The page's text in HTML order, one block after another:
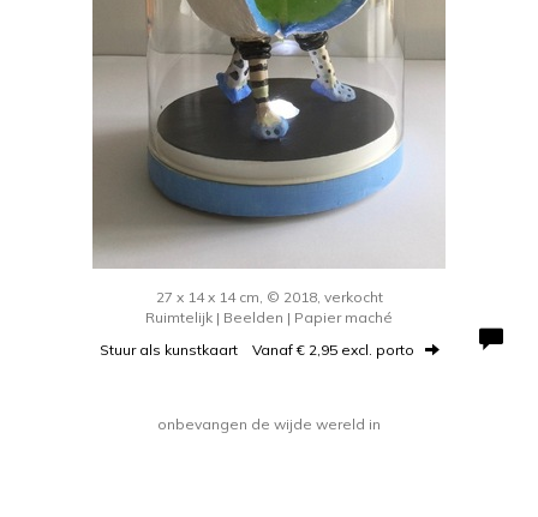
27 x 14 x 14 cm, © 2018, verkocht
Ruimtelijk | Beelden | Papier maché
Stuur als kunstkaart Vanaf € 2,95 excl. porto
onbevangen de wijde wereld in